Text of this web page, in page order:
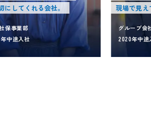
にしてくれる会社。
保事業部
中途入社
現場で見え
グループ会
2020年中途